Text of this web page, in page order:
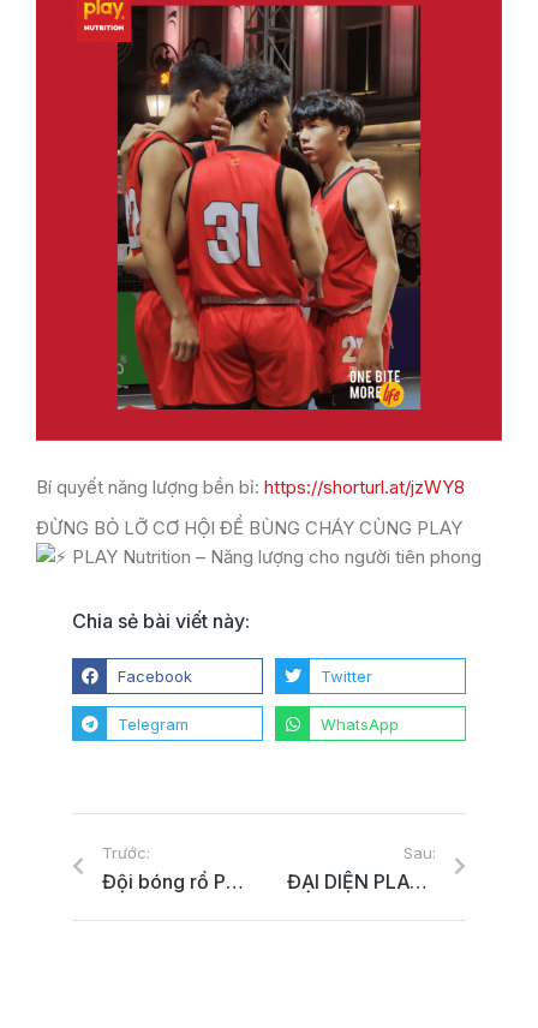
Bí quyết năng lượng bền bỉ: https://shorturl.at/jzWY8
ĐỪNG BỎ LỠ CƠ HỘI ĐỂ BÙNG CHÁY CÙNG PLAY
PLAY Nutrition – Năng lượng cho người tiên phong
Chia sẻ bài viết này:
Facebook Twitter
Telegram WhatsApp
Trước:
Đội bóng rổ PLAY Nutrition Nhà Tài Trợ Bạc sẵn sàng giải đấu 3×3 Hanoi Open Cub
Sau:
ĐẠI DIỆN PLAY NUTRITION TRAO GIẢI TẠI GIẢI ĐẤU 3X3 HANOI OPEN CUP LẦN THỨ IV 2023